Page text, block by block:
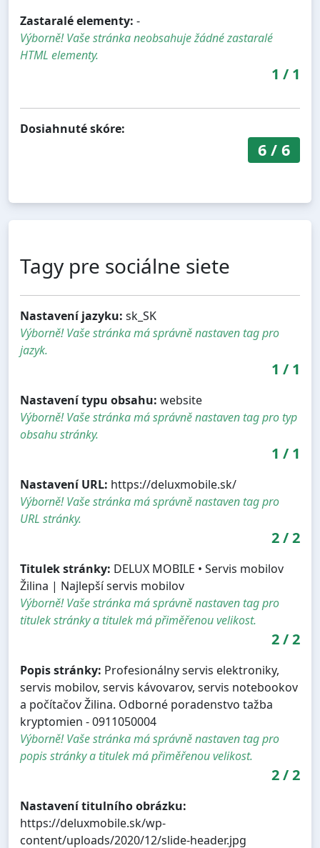
Zastaralé elementy: -
Výborně! Vaše stránka neobsahuje žádné zastaralé
HTML elementy.
1 / 1
Dosiahnuté skóre:
6/ 6
Tagy pre sociálne siete
Nastavení jazyku: sk_SK
Výborně! Vaše stránka má správně nastaven tag pro
jazyk.
1 / 1
Nastavení typu obsahu: website
Výborně! Vaše stránka má správně nastaven tag pro typ
obsahu stránky.
1 / 1
Nastavení URL: https://deluxmobile.sk/
Výborně! Vaše stránka má správně nastaven tag pro
URL stránky.
2/2
Titulek stránky: DELUX MOBILE • Servis mobilov
Žilina | Najlepší servis mobilov
Výborně! Vaše stránka má správně nastaven tag pro
titulek stránky a titulek má přiměřenou velikost.
2/2
Popis stránky: Profesionálny servis elektroniky,
servis mobilov, servis kávovarov, servis notebookov
a počítačov Žilina. Odborné poradenstvo tažba
kryptomien - 0911050004
Výborně! Vaše stránka má správně nastaven tag pro
popis stránky a titulek má přiměřenou velikost.
2/2
Nastavení titulního obrázku:
https://deluxmobile.sk/wp-
content/uploads/2020/12/slide-header.jpg